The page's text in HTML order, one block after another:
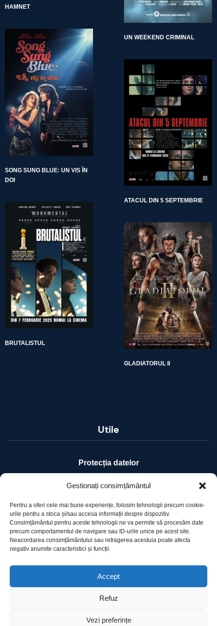
Gestionați consimțământul
Pentru a oferi cele mai bune experiențe, folosim tehnologii precum cookie-
urile pentru a stoca și/sau accesa informații despre dispozitiv.
Consimțământul pentru aceste tehnologii ne va permite să procesăm date
precum comportamentul de navigare sau ID-urile unice pe acest site.
Neacordarea consimțământului sau retragerea acestuia poate afecta
negativ anumite caracteristici și funcții.
Accept
Refuz
Vezi preferințe
HAMNET
UN WEEKEND CRIMINAL
SONG SUNG BLUE: UN VIS ÎN
DOI
ATACUL DIN 5 SEPTEMBRIE
BRUTALISTUL
GLADIATORUL II
Utile
Protecția datelor
Declarație cookie-uri
Contact
Ro Image SRL
Strada Mihai Eminescu, nr. 142, et.7, ap. 23,
office@roimage.ro